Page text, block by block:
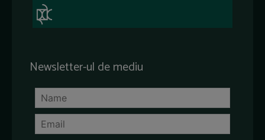
Newsletter-ul de mediu